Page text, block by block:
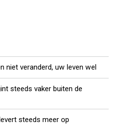
niet veranderd, uw leven wel
steeds vaker buiten de
steeds meer op